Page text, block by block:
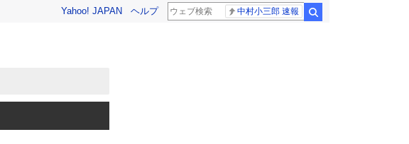
Yahoo! JAPAN ヘルプ 中村小三郎 速報